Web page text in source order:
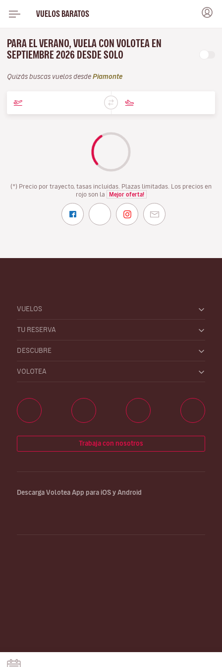
VUELOS BARATOS
PARA EL VERANO, VUELA CON VOLOTEA EN
SEPTIEMBRE 2026 DESDE SOLO
Quizás buscas vuelos desde Piamonte
(*) Precio por trayecto, tasas incluidas. Plazas limitadas. Los precios en
rojo son la
Mejor oferta!
VUELOS
TU RESERVA
DESCUBRE
VOLOTEA
Trabaja con nosotros
Descarga Volotea App para iOS y Android